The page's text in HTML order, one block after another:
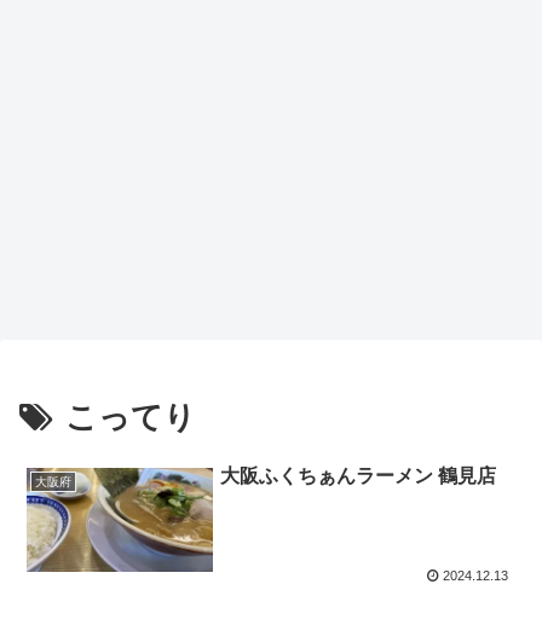
こってり
大阪府 大阪ふくちぁんラーメン 鶴見店
2024.12.13